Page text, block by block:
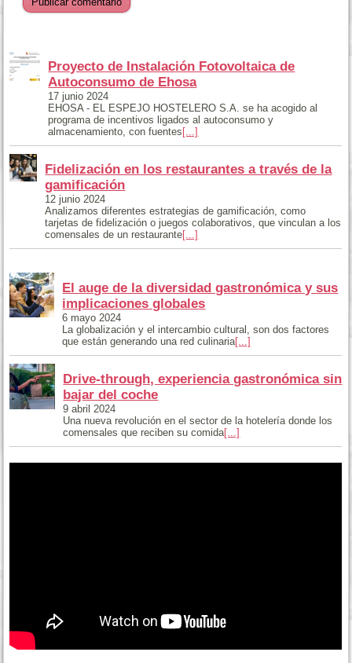
Proyecto de Instalación Fotovoltaica de
Autoconsumo de Ehosa
17 junio 2024
EHOSA - EL ESPEJO HOSTELERO S.A. se ha acogido al
programa de incentivos ligados al autoconsumo y
almacenamiento, con fuentes[...]
Fidelización en los restaurantes a través de la
gamificación
12 junio 2024
Analizamos diferentes estrategias de gamificación, como
tarjetas de fidelización o juegos colaborativos, que vinculan a los
comensales de un restaurante[...]
El auge de la diversidad gastronómica y sus
implicaciones globales
6 mayo 2024
La globalización y el intercambio cultural, son dos factores
que están generando una red culinaria[...]
Drive-through, experiencia gastronómica sin
bajar del coche
9 abril 2024
Una nueva revolución en el sector de la hotelería donde los
comensales que reciben su comida[...]